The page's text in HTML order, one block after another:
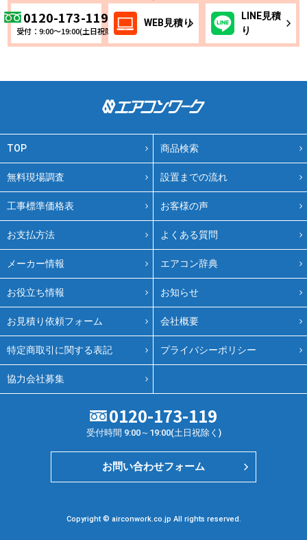
0120-173-119
受付：9:00～19:00(土日祝除く)
WEB見積り
LINE見積
り
TOP 商品検索
無料現場調査 設置までの流れ
工事標準価格表 お客様の声
お支払方法 よくある質問
メーカー情報 エアコン辞典
お役立ち情報 お知らせ
お見積り依頼フォーム 会社概要
特定商取引に関する表記 プライバシーポリシー
協力会社募集
0120-173-119
受付時間 9:00～19:00(土日祝除く)
お問い合わせフォーム
Copyright © airconwork.co.jp All rights reserved.